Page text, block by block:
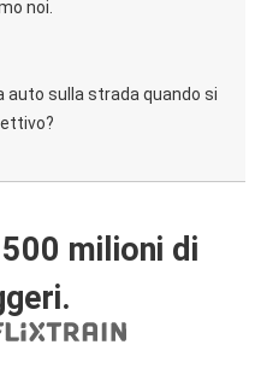
noi.
auto sulla strada quando si
milioni di